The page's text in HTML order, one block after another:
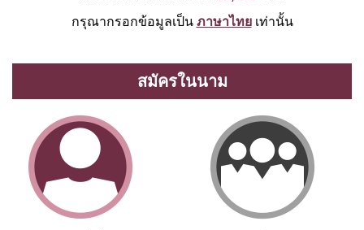
กรุณากรอกข้อมูลเป็น ภาษาไทยเท่านั้น
สมัครในนาม